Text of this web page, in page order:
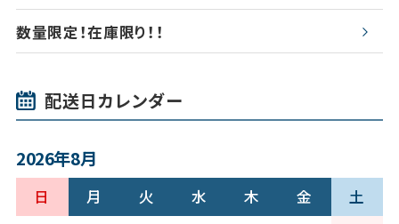
数量限定！在庫限り！！
配送日カレンダー
2026年8月
日 月 火 水 木 金
土